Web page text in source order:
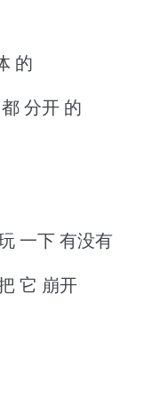
的
分开 的
一下 有没有
它 崩开